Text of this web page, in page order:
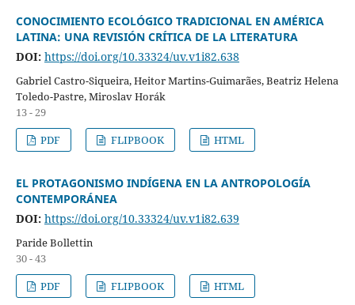
CONOCIMIENTO ECOLÓGICO TRADICIONAL EN AMÉRICA
LATINA: UNA REVISIÓN CRÍTICA DE LA LITERATURA
DOI: https://doi.org/10.33324/uv.v1i82.638
Gabriel Castro-Siqueira, Heitor Martins-Guimarães, Beatriz Helena
Toledo-Pastre, Miroslav Horák
13 - 29
PDF
FLIPBOOK HTML
EL PROTAGONISMO INDÍGENA EN LA ANTROPOLOGÍA
CONTEMPORÁNEA
DOI: https://doi.org/10.33324/uv.v1i82.639
Paride Bollettin
30 - 43
PDF
FLIPBOOK HTML